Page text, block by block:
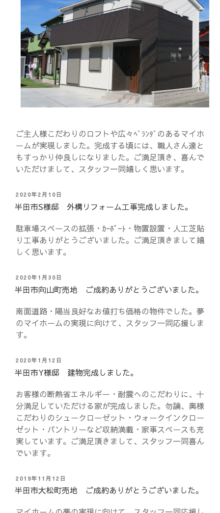
ご主人様こだわりのロフトや広々ﾍﾞﾗﾝﾀﾞのあるマイホ
ームが実現しました。完成する頃には、職人さん達と
もすっかり仲良しになりました。ご満足頂き、喜んで
いただけまして、スタッフ一同嬉しく思います。
投
稿
日:
2020年2月10日
半田市S様邸 外構リフォーム工事完成しました。
駐車場スペースの拡張・ｶｰﾎﾟｰﾄ・物置設置・人工芝貼
り工事ありがとうございました。ご満足頂きまして嬉
しく思います。
投
稿
日:
2020年1月30日
半田市向山町売地 ご成約ありがとうございました。
南面道路・陽当良好なお値打ち価格の物件でした。夢
のマイホームの実現に向けて、スタッフ一同応援しま
す。
投
稿
日:
2020年1月12日
半田市Y様邸 建物完成しました。
お客様の断熱省エネルギー・耐震へのこだわりに、十
分満足していただける家が完成しました。勿論、奥様
こだわりのシュークローゼット・ウォークインクロー
ゼット・パントリーなど収納満載・家事スペースも充
実しています。ご満足頂きまして、スタッフ一同喜ん
でいます。
投
稿
日:
2019年11月12日
半田市大松町売地 ご成約ありがとうございました。